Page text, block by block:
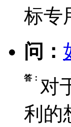
标专
问：
答： 对
利的